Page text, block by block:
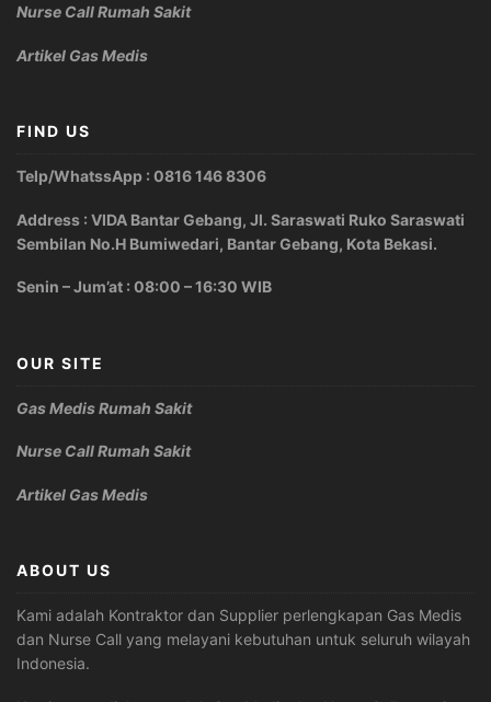
Nurse Call Rumah Sakit
Artikel Gas Medis
FIND US
Telp/WhatssApp : 0816 146 8306
Address : VIDA Bantar Gebang, Jl. Saraswati Ruko Saraswati
Sembilan No.H Bumiwedari, Bantar Gebang, Kota Bekasi.
Senin – Jum’at : 08:00 – 16:30 WIB
OUR SITE
Gas Medis Rumah Sakit
Nurse Call Rumah Sakit
Artikel Gas Medis
ABOUT US
Kami adalah Kontraktor dan Supplier perlengkapan Gas Medis
dan Nurse Call yang melayani kebutuhan untuk seluruh wilayah
Indonesia.